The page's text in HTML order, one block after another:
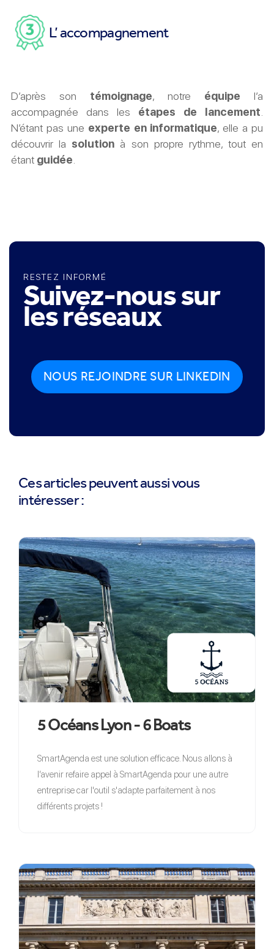
L’ accompagnement
D’après son témoignage, notre équipe l’a
accompagnée dans les étapes de lancement
N’étant pas une experte en informatique, elle a pu
découvrir la solution à son propre rythme, tout en
étant guidée
RESTEZ INFORMÉ
Suivez-nous sur
les réseaux
NOUS REJOINDRE SUR LINKEDIN
Ces articles peuvent aussi vous
intéresser :
5 Océans Lyon - 6 Boats
SmartAgenda est une solution efficace. Nous allons à
l’avenir refaire appel à SmartAgenda pour une autre
entreprise car l'outil s'adapte parfaitement à nos
différents projets !